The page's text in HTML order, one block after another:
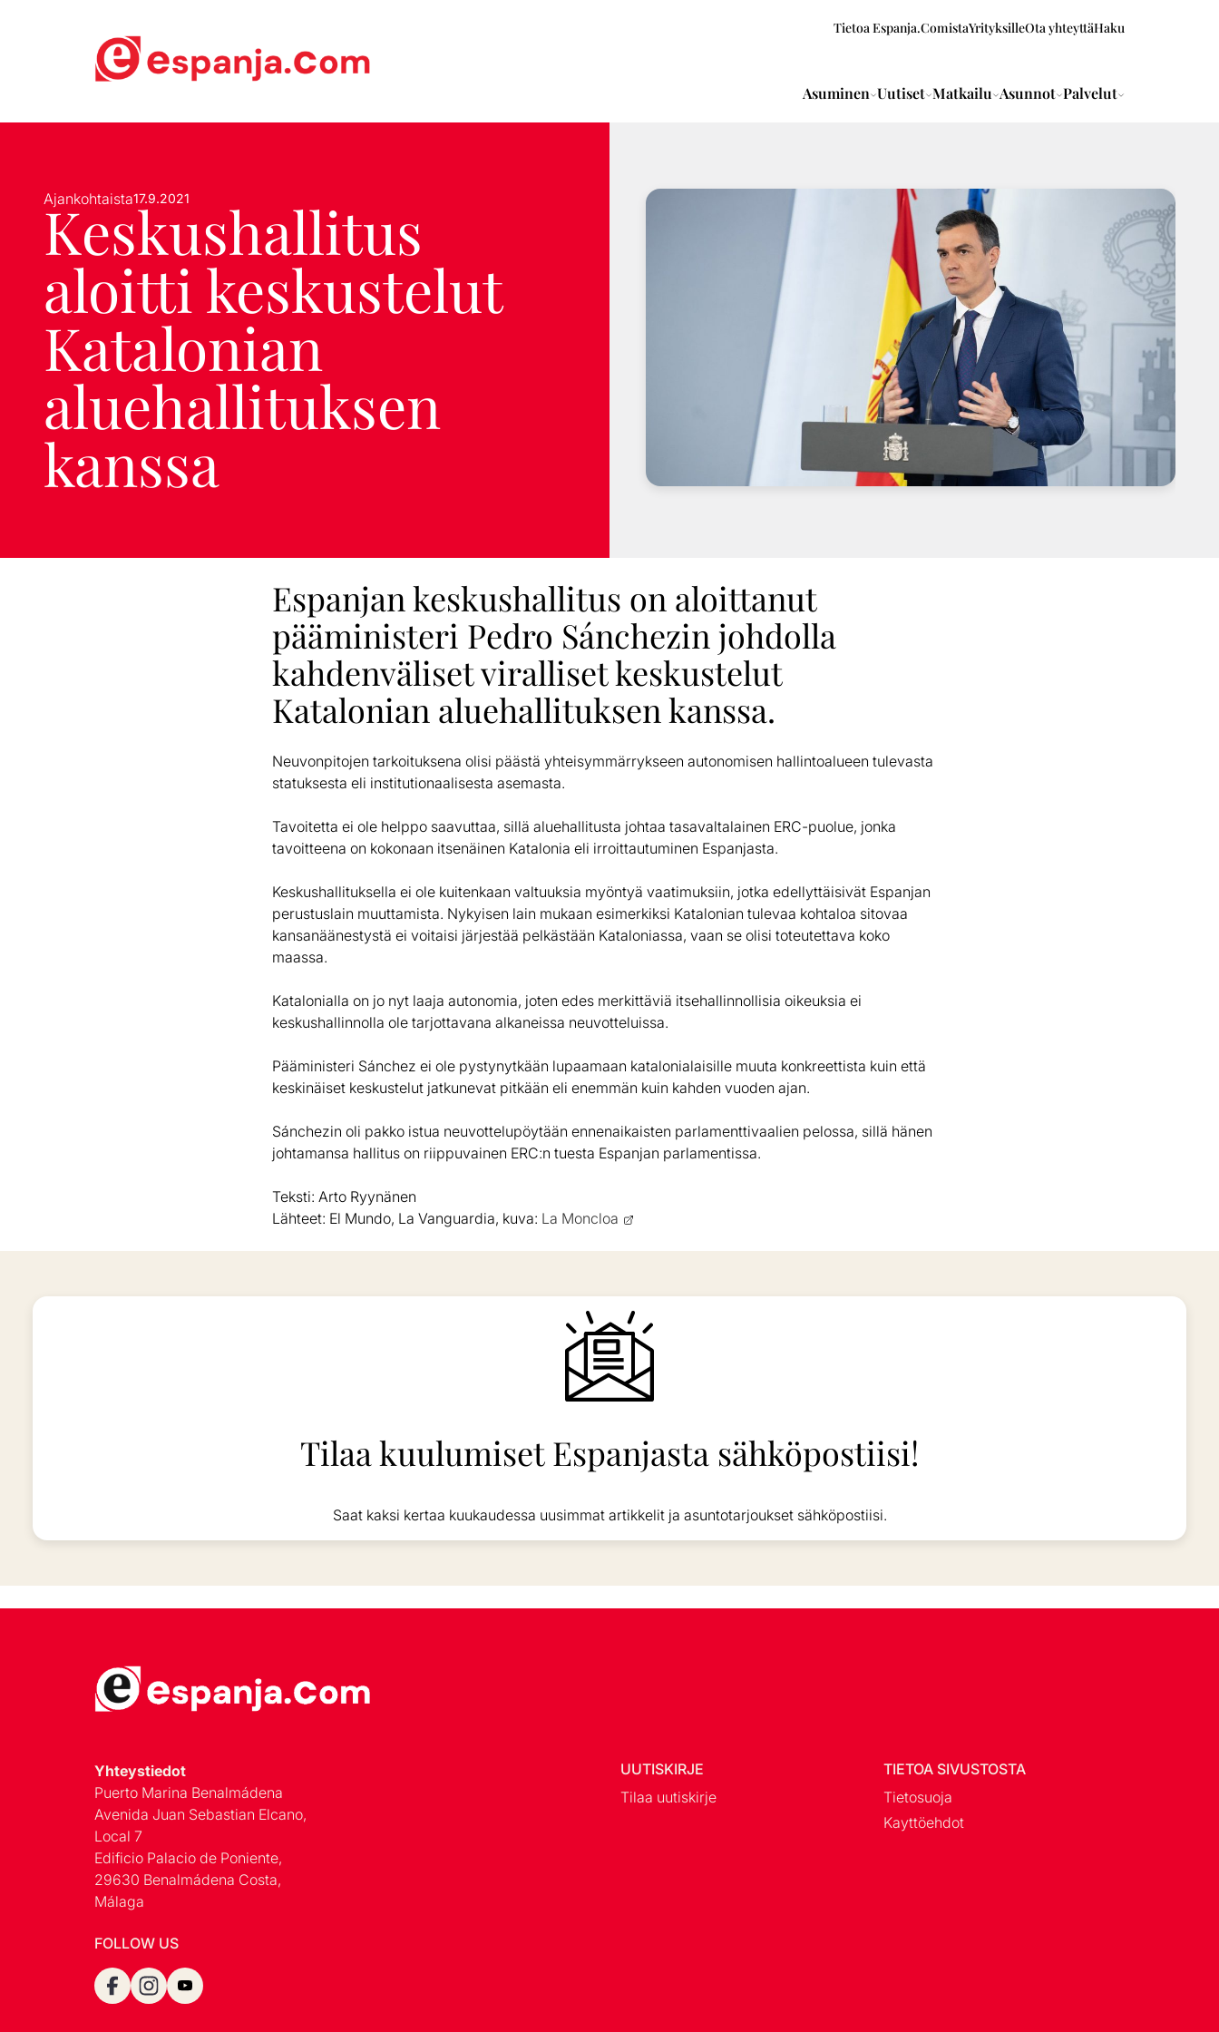
Tietoa Espanja.ComistaYrityksilleOta yhteyttäHaku
Asuminen Uutiset Matkailu Asunnot Palvelut
Ajankohtaista17.9.2021
Keskushallitus
aloitti keskustelut
Katalonian
aluehallituksen
kanssa
Espanjan keskushallitus on aloittanut
pääministeri Pedro Sánchezin johdolla
kahdenväliset viralliset keskustelut
Katalonian aluehallituksen kanssa.
Neuvonpitojen tarkoituksena olisi päästä yhteisymmärrykseen autonomisen hallintoalueen tulevasta
statuksesta eli institutionaalisesta asemasta.
Tavoitetta ei ole helppo saavuttaa, sillä aluehallitusta johtaa tasavaltalainen ERC-puolue, jonka
tavoitteena on kokonaan itsenäinen Katalonia eli irroittautuminen Espanjasta.
Keskushallituksella ei ole kuitenkaan valtuuksia myöntyä vaatimuksiin, jotka edellyttäisivät Espanjan
perustuslain muuttamista. Nykyisen lain mukaan esimerkiksi Katalonian tulevaa kohtaloa sitovaa
kansanäänestystä ei voitaisi järjestää pelkästään Kataloniassa, vaan se olisi toteutettava koko
maassa.
Katalonialla on jo nyt laaja autonomia, joten edes merkittäviä itsehallinnollisia oikeuksia ei
keskushallinnolla ole tarjottavana alkaneissa neuvotteluissa.
Pääministeri Sánchez ei ole pystynytkään lupaamaan katalonialaisille muuta konkreettista kuin että
keskinäiset keskustelut jatkunevat pitkään eli enemmän kuin kahden vuoden ajan.
Sánchezin oli pakko istua neuvottelupöytään ennenaikaisten parlamenttivaalien pelossa, sillä hänen
johtamansa hallitus on riippuvainen ERC:n tuesta Espanjan parlamentissa.
Teksti: Arto Ryynänen
Lähteet: El Mundo, La Vanguardia, kuva: La Moncloa
Tilaa kuulumiset Espanjasta sähköpostiisi!
Saat kaksi kertaa kuukaudessa uusimmat artikkelit ja asuntotarjoukset sähköpostiisi.
Yhteystiedot
Puerto Marina Benalmádena
Avenida Juan Sebastian Elcano,
Local 7
Edificio Palacio de Poniente,
29630 Benalmádena Costa,
Málaga
FOLLOW US
UUTISKIRJE
Tilaa uutiskirje
TIETOA SIVUSTOSTA
Tietosuoja
Kayttöehdot